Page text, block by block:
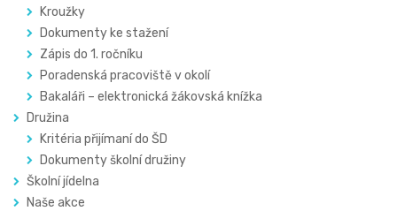
Kroužky
Dokumenty ke stažení
Zápis do 1. ročníku
Poradenská pracoviště v okolí
Bakaláři – elektronická žákovská knížka
Družina
Kritéria přijímaní do ŠD
Dokumenty školní družiny
Školní jídelna
Naše akce